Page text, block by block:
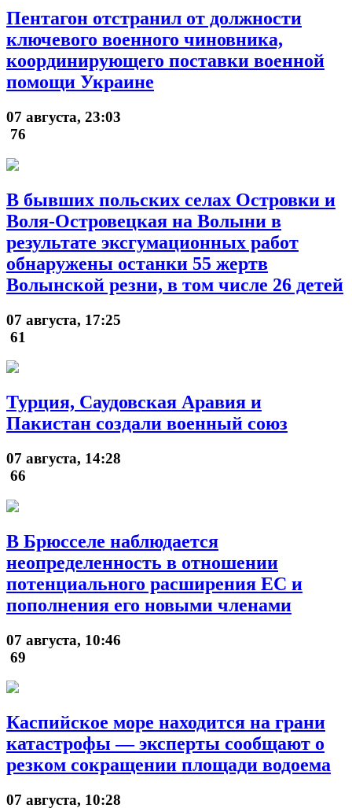
Пентагон отстранил от должности
ключевого военного чиновника,
координирующего поставки военной
помощи Украине
07 августа, 23:03
76
В бывших польских селах Островки и
Воля-Островецкая на Волыни в
результате эксгумационных работ
обнаружены останки 55 жертв
Волынской резни, в том числе 26 детей
07 августа, 17:25
61
Турция, Саудовская Аравия и
Пакистан создали военный союз
07 августа, 14:28
66
В Брюсселе наблюдается
неопределенность в отношении
потенциального расширения ЕС и
пополнения его новыми членами
07 августа, 10:46
69
Каспийское море находится на грани
катастрофы — эксперты сообщают о
резком сокращении площади водоема
07 августа, 10:28